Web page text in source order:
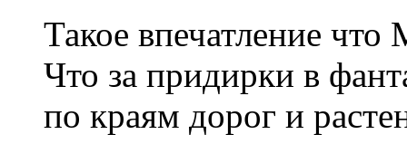
Такое впечатление
Что за придирки в
по краям дорог и